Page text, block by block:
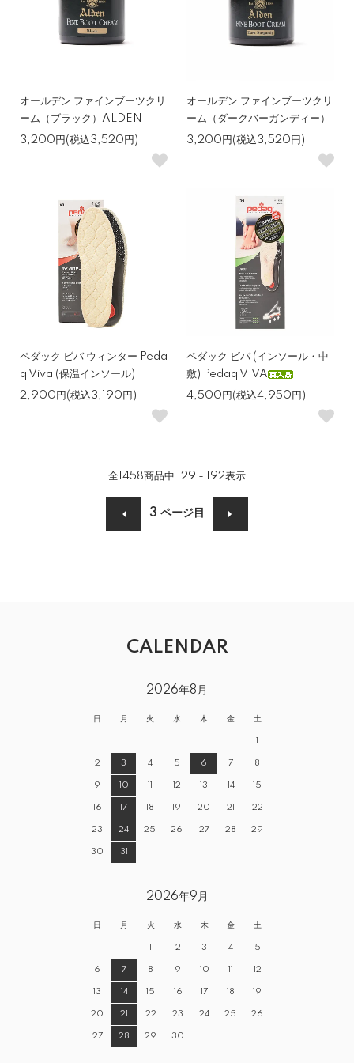
オールデン ファインブーツクリ
ーム（ブラック）ALDEN
3,200円(税込3,520円)
オールデン ファインブーツクリ
ーム（ダークバーガンディー）
3,200円(税込3,520円)
ペダック ビバ ウィンター Peda
q Viva (保温インソール)
2,900円(税込3,190円)
ペダック ビバ (インソール・中
敷) Pedaq VIVA
4,500円(税込4,950円)
全 1458商品中 129 - 192表示
3 ページ目
CALENDAR
2026年8月
日 月 火 水 木 金 土
1
2 3 4 5 6 7 8
9 10 11 12 13 14 15
16 17 18 19 20 21 22
23 24 25 26 27 28 29
30 31
2026年9月
日 月 火 水 木 金 土
1 2 3 4 5
6 7 8 9 10 11 12
13 14 15 16 17 18 19
20 21 22 23 24 25 26
27 28 29 30